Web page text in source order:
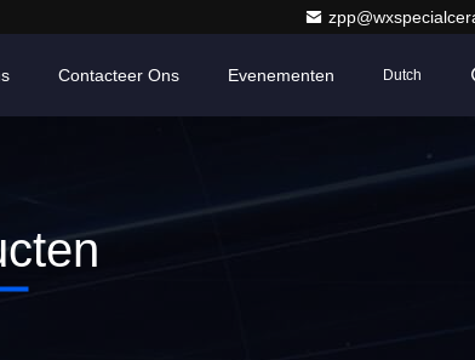
Contacteer Ons Evenementen Dutch